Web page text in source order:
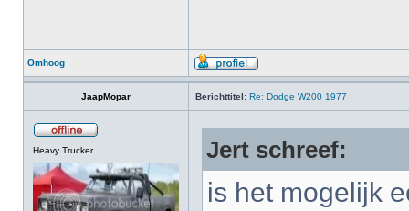
Omhoog
JaapMopar Berichttitel: Re: Dodge W200 1977
Heavy Trucker Jert schreef:
is het mogelijk